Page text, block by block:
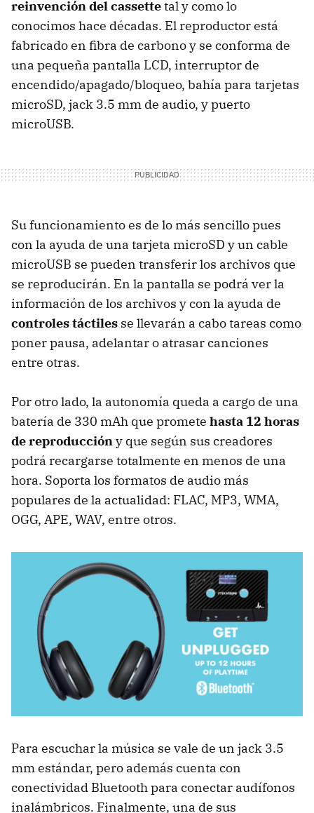
reinvención del cassettetal y como lo
conocimos hace décadas. El reproductor está
fabricado en fibra de carbono y se conforma de
una pequeña pantalla LCD, interruptor de
encendido/apagado/bloqueo, bahía para tarjetas
microSD, jack 3.5 mm de audio, y puerto
microUSB.
Su funcionamiento es de lo más sencillo pues
con la ayuda de una tarjeta microSD y un cable
microUSB se pueden transferir los archivos que
se reproducirán. En la pantalla se podrá ver la
información de los archivos y con la ayuda de
controles táctiles se llevarán a cabo tareas como
poner pausa, adelantar o atrasar canciones
entre otras.
Por otro lado, la autonomía queda a cargo de una
batería de 330 mAh que promete hasta 12 horas
de reproduccióny que según sus creadores
podrá recargarse totalmente en menos de una
hora. Soporta los formatos de audio más
populares de la actualidad: FLAC, MP3, WMA,
OGG, APE, WAV, entre otros.
Para escuchar la música se vale de un jack 3.5
mm estándar, pero además cuenta con
conectividad Bluetooth para conectar audífonos
inalámbricos. Finalmente, una de sus